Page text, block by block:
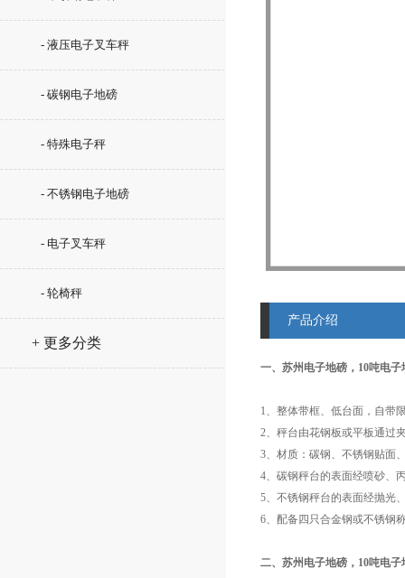
- 液压电子叉车秤
- 碳钢电子地磅
- 特殊电子秤
- 不锈钢电子地磅
- 电子叉车秤
- 轮椅秤
+ 更多分类
产品介绍
一、苏州电子地磅，10吨电子
1、整体带框、低台面，自带
2、秤台由花钢板或平板通过
3、材质：碳钢、不锈钢贴面
4、碳钢秤台的表面经喷砂、
5、不锈钢秤台的表面经抛光
6、配备四只合金钢或不锈钢
二、苏州电子地磅，10吨电子